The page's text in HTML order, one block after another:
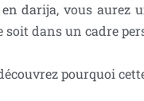
darija, vous aurez
dans un cadre
pourquoi